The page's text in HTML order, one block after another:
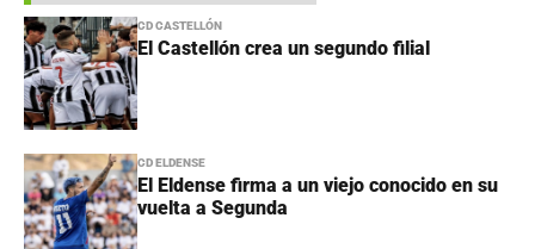
CD CASTELLÓN
El Castellón crea un segundo filial
CD ELDENSE
El Eldense firma a un viejo conocido en su
vuelta a Segunda